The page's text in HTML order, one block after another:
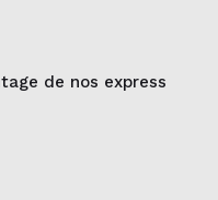
de nos express